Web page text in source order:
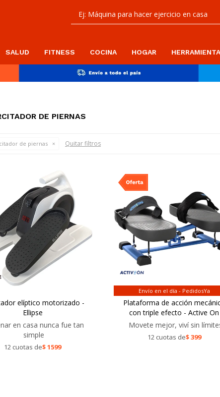
SALUD FITNESS COCINA HOGAR
DE PIERNAS
de piernas Quitar filtros
elíptico motorizado -
Ellipse
en casa nunca fue tan
simple
12 cuotas de$1599
Envío en el día - PedidosYa
Plataforma de acción
con triple efecto - Active On
Movete mejor, viví sin
12 cuotas de$399